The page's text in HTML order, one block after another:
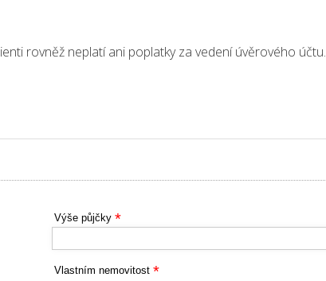
rovněž neplatí ani poplatky za vedení úvěrového účtu.
Výše půjčky *
Vlastním nemovitost *